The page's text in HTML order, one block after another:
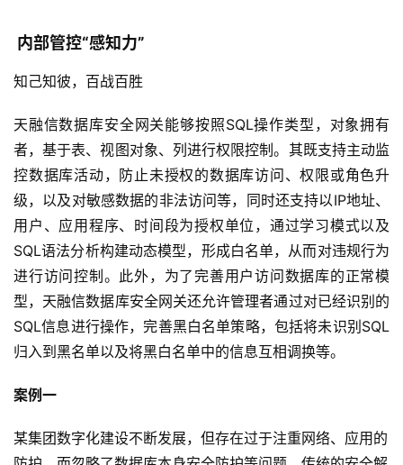
内部管控“感知力”
知己知彼，百战百胜
天融信数据库安全网关能够按照SQL操作类型，对象拥有
者，基于表、视图对象、列进行权限控制。其既支持主动监
控数据库活动，防止未授权的数据库访问、权限或角色升
级，以及对敏感数据的非法访问等，同时还支持以IP地址、
用户、应用程序、时间段为授权单位，通过学习模式以及
SQL语法分析构建动态模型，形成白名单，从而对违规行为
进行访问控制。此外，为了完善用户访问数据库的正常模
型，天融信数据库安全网关还允许管理者通过对已经识别的
SQL信息进行操作，完善黑白名单策略，包括将未识别SQL
归入到黑名单以及将黑白名单中的信息互相调换等。
案例一
某集团数字化建设不断发展，但存在过于注重网络、应用的